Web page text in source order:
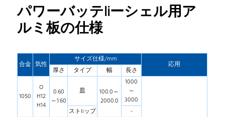
パワーバッテliーシェル用ア
ルミ板の仕様
合金 気性
サイズ仕様/mm
応用
厚さ タイプ 幅 長さ
1050
O
H12
H14
0.60
～1.60
皿
100.0～
2000.0
1000
～
3000
ストliップ -